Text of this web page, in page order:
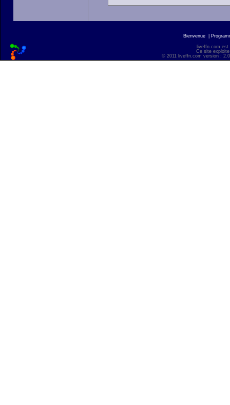
Bienvenue
liveffn.com est
Ce site
© 2011 liveffn.com version :